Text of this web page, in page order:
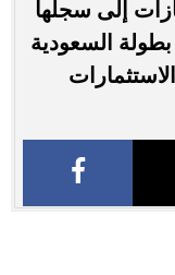
إلى سجلها
السعودية